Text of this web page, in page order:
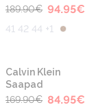
189.90€ 94.95€
41 42 44 +1
-50%
Calvin Klein
Saapad
169.90€ 84.95€